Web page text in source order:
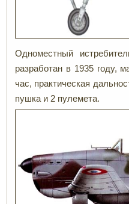
Одноместный
разработан в 1935 году,
час, практическая
пушка и 2 пулемета.